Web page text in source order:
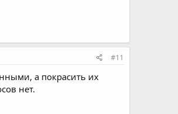
#11
а покрасить их
нет.